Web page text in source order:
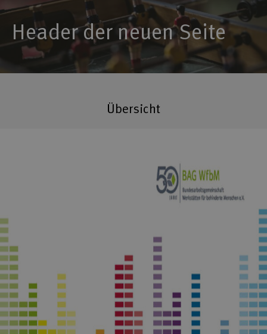
Header der neuen Seite
Übersicht